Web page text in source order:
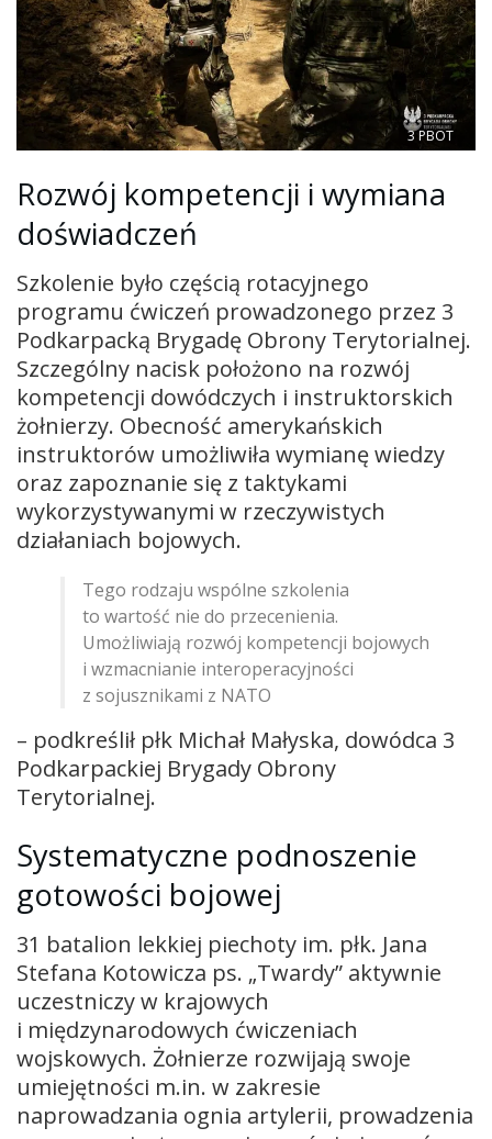
3 PBOT
Rozwój kompetencji i wymiana
doświadczeń
Szkolenie było częścią rotacyjnego
programu ćwiczeń prowadzonego przez 3
Podkarpacką Brygadę Obrony Terytorialnej.
Szczególny nacisk położono na rozwój
kompetencji dowódczych i instruktorskich
żołnierzy. Obecność amerykańskich
instruktorów umożliwiła wymianę wiedzy
oraz zapoznanie się z taktykami
wykorzystywanymi w rzeczywistych
działaniach bojowych.
Tego rodzaju wspólne szkolenia
to wartość nie do przecenienia.
Umożliwiają rozwój kompetencji bojowych
i wzmacnianie interoperacyjności
z sojusznikami z NATO
– podkreślił płk Michał Małyska, dowódca 3
Podkarpackiej Brygady Obrony
Terytorialnej.
Systematyczne podnoszenie
gotowości bojowej
31 batalion lekkiej piechoty im. płk. Jana
Stefana Kotowicza ps. „Twardy” aktywnie
uczestniczy w krajowych
i międzynarodowych ćwiczeniach
wojskowych. Żołnierze rozwijają swoje
umiejętności m.in. w zakresie
naprowadzania ognia artylerii, prowadzenia